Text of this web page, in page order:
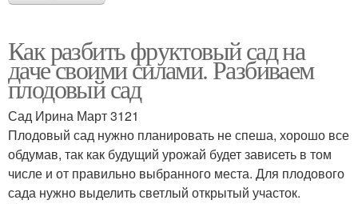
Как разбить фруктовый сад на
даче своими силами. Разбиваем
плодовый сад
Сад Ирина Март 3121
Плодовый сад нужно планировать не спеша, хорошо все
обдумав, так как будущий урожай будет зависеть в том
числе и от правильно выбранного места. Для плодового
сада нужно выделить светлый открытый участок.